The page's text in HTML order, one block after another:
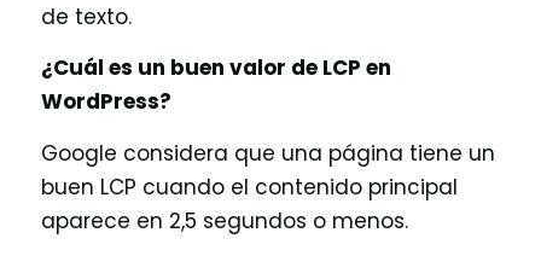
de texto.
¿Cuál es un buen valor de LCP en
WordPress?
Google considera que una página tiene un
buen LCP cuando el contenido principal
aparece en 2,5 segundos o menos.